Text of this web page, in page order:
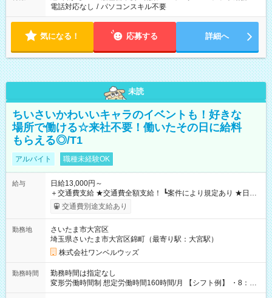
電話対応なし / パソコンスキル不要
気になる！ 応募する 詳細へ
未読
ちいさいかわいいキャラのイベントも！好きな
場所で働ける☆来社不要！働いたその日に給料
もらえる◎/T1
アルバイト 職種未経験OK
給与
日給13,000円～
＋交通費支給 ★交通費全額支給！ ┗案件により規定あり ★日払
いOK！（規定あり） ┗働いたその日に現金GET♪ お仕事後はコ
ンビニATMから 日払い分を引き落とせます！ 【試用期間】試
交通費別途支給あり
勤務地
さいたま市大宮区
埼玉県さいたま市大宮区錦町（最寄り駅：大宮駅）
株式会社ワンベルウッズ
勤務時間
勤務時間は指定なし
変形労働時間制 想定労働時間160時間/月 【シフト例】 ・8：00
～21：00